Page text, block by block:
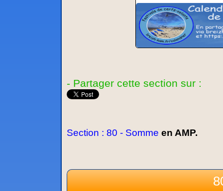
- Partager cette section sur :
Section : 80 - Somme en AMP.